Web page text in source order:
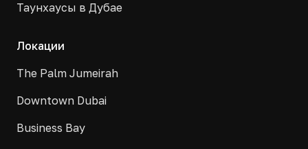
Таунхаусы в Дубае
Локации
The Palm Jumeirah
Downtown Dubai
Business Bay